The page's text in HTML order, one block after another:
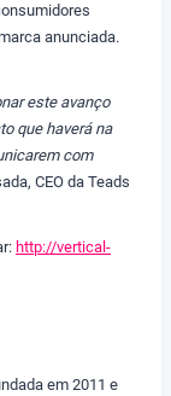
anunciada.
este avanço
que haverá na
com
CEO da Teads
http://vertical-
em 2011 e